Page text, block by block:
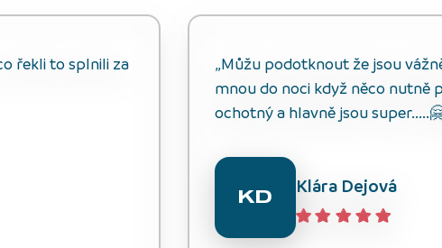
řekli to splnili za
„Můžu podotknout že jsou
mnou do noci když něco nutně
ochotný a hlavně jsou
KD Klára Dejová